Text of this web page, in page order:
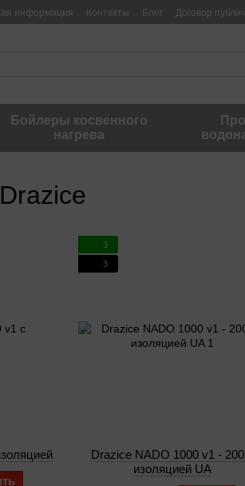
информация Контакты Блог Договор
Бойлеры косвенного
нагрева
3
3
Drazice NADO 1000 v1 -
изоляцией UA